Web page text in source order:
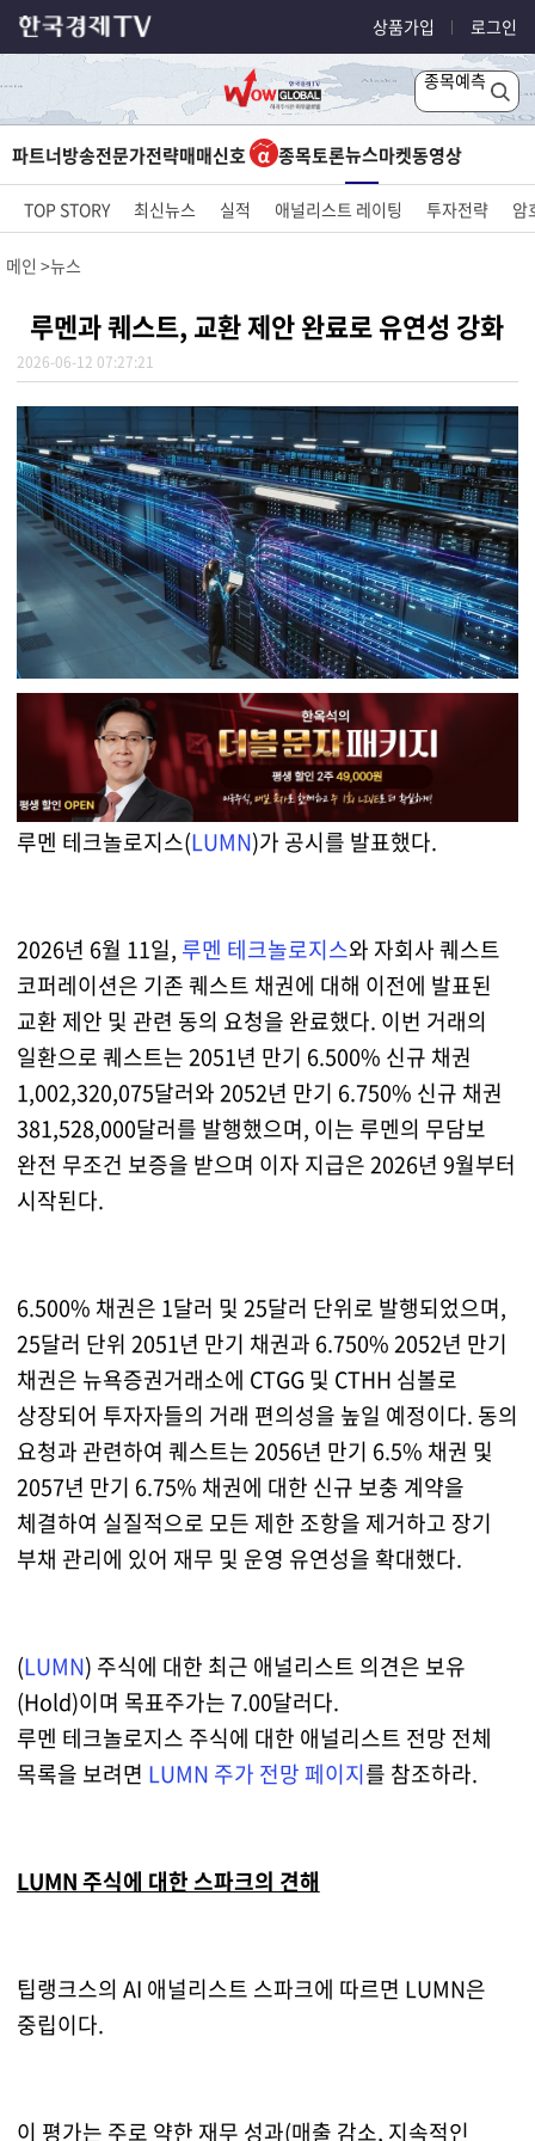
상품가입 로그인
종목예측
파트너방송전문가전략매매신호 종목토론뉴스마켓동영상
TOP STORY 최신뉴스 실적 애널리스트 레이팅 투자전략 암
메인 뉴스
루멘과 퀘스트, 교환 제안 완료로 유연성 강화
2026-06-12 07:27:21
루멘 테크놀로지스(LUMN)가 공시를 발표했다.
2026년 6월 11일, 루멘 테크놀로지스와 자회사 퀘스트
코퍼레이션은 기존 퀘스트 채권에 대해 이전에 발표된
교환 제안 및 관련 동의 요청을 완료했다. 이번 거래의
일환으로 퀘스트는 2051년 만기 6.500% 신규 채권
1,002,320,075달러와 2052년 만기 6.750% 신규 채권
381,528,000달러를 발행했으며, 이는 루멘의 무담보
완전 무조건 보증을 받으며 이자 지급은 2026년 9월부터
시작된다.
6.500% 채권은 1달러 및 25달러 단위로 발행되었으며,
25달러 단위 2051년 만기 채권과 6.750% 2052년 만기
채권은 뉴욕증권거래소에 CTGG 및 CTHH 심볼로
상장되어 투자자들의 거래 편의성을 높일 예정이다. 동의
요청과 관련하여 퀘스트는 2056년 만기 6.5% 채권 및
2057년 만기 6.75% 채권에 대한 신규 보충 계약을
체결하여 실질적으로 모든 제한 조항을 제거하고 장기
부채 관리에 있어 재무 및 운영 유연성을 확대했다.
(LUMN) 주식에 대한 최근 애널리스트 의견은 보유
(Hold)이며 목표주가는 7.00달러다.
루멘 테크놀로지스 주식에 대한 애널리스트 전망 전체
목록을 보려면 LUMN 주가 전망 페이지를 참조하라.
LUMN 주식에 대한 스파크의 견해
팁랭크스의 AI 애널리스트 스파크에 따르면 LUMN은
중립이다.
이 평가는 주로 약한 재무 성과(매출 감소, 지속적인